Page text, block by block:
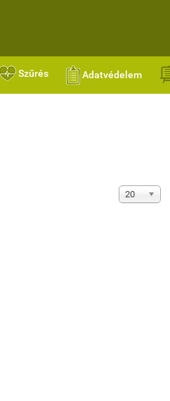
Szűrés Adatvédelem
Tételek #
20